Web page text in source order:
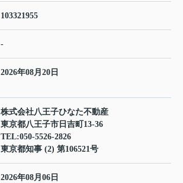
103321955
-
2026年08月20日
株式会社八王子ひなた不動産
東京都八王子市日吉町13-36
TEL:050-5526-2826
東京都知事 (2) 第106521号
2026年08月06日